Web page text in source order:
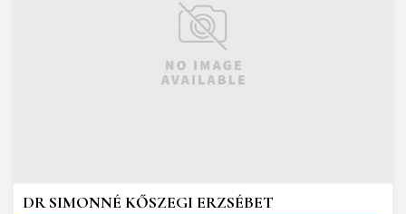
DR SIMONNÉ KŐSZEGI ERZSÉBET